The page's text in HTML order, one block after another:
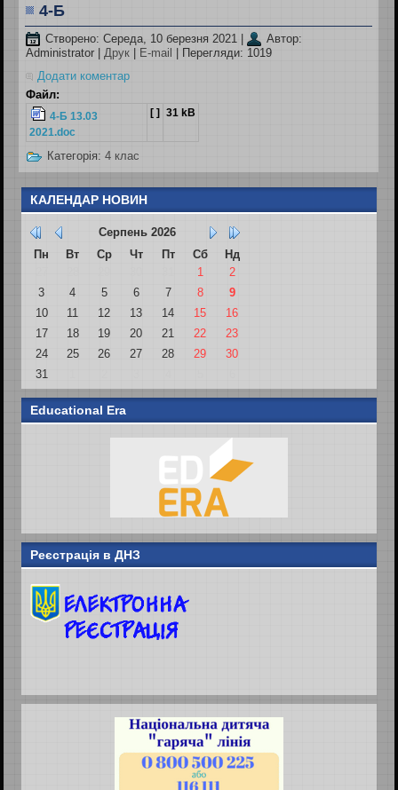
4-Б
Створено: Середа, 10 березня 2021
Автор:
Administrator |Друк E-mail
| Перегляди: 1019
Додати коментар
Файл:
4-Б 13.03
2021.doc
[ ] 31 kB
Категорія:4 клас
КАЛЕНДАР НОВИН
Серпень 2026
Пн
Вт Ср Чт Пт Сб
Нд
1
2
3
4 5 6 7 8
9
10
11 12 13 14 15
16
17
18 19 20 21 22
23
24
25 26 27 28 29
30
31
Educational Era
Реєстрація в ДНЗ